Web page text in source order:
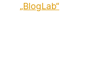
„BlogLab“